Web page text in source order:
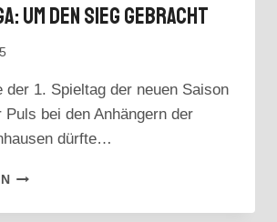
Um Den Sieg Gebracht
der 1. Spieltag der neuen Saison
Puls bei den Anhängern der
dürfte…
BEZIRKSLIGA:
DEN